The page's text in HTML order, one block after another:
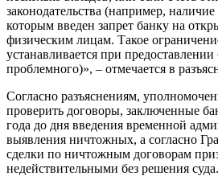
законодательства (например,
которым введен запрет банку на
физическим лицам. Такое
устанавливается при предоставлении
проблемного)», – отмечается в
Согласно разъяснениям,
проверить договоры, заключенные
года до дня введения временной
выявления ничтожных, а согласно
сделки по ничтожным договорам
недействительными без решения суда.